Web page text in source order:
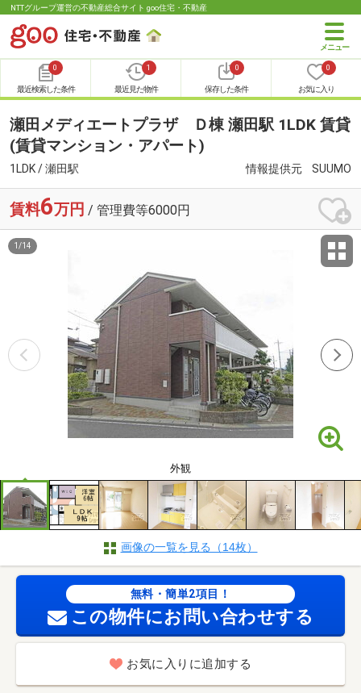
NTTグループ運営の不動産総合サイト goo住宅・不動産
0
最近検索した条件
1
最近見た物件
0
保存した条件
0
お気に入り
瀬田メディエートプラザ Ｄ棟 瀬田駅 1LDK 賃貸
(賃貸マンション・アパート)
1LDK / 瀬田駅 情報提供元 SUUMO
賃料6万円 / 管理費等6000円
外観
1 /14
画像の一覧を見る（14枚）
無料・簡単2項目！
この物件にお問い合わせする
お気に入りに追加する